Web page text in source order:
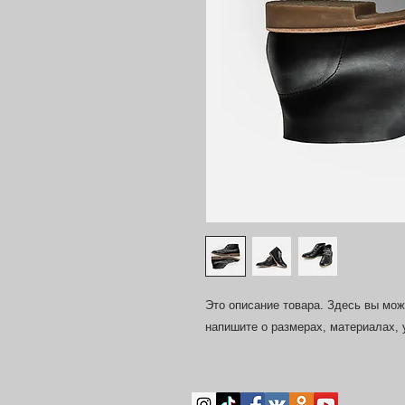
Это описание товара. Здесь вы
напишите о размерах,